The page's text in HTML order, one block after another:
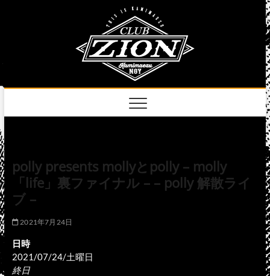
polly presents mollyとpolly – molly
「life」裏ファイナル – – polly 解散ライ
ブ –
2021年7月24日
日時
2021/07/24/土曜日
終日